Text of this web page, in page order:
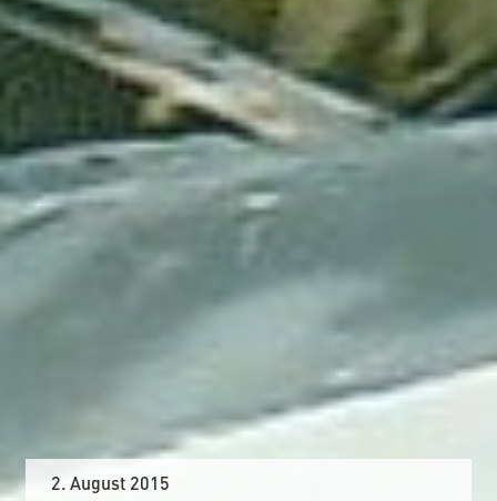
2. August 2015